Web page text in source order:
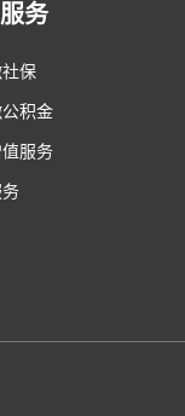
务
保
积金
服务